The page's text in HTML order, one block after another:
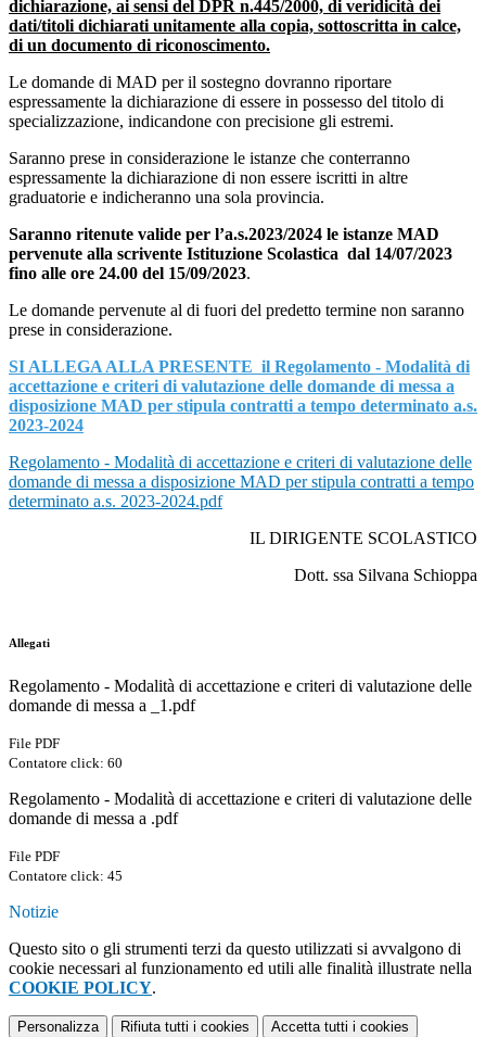
dichiarazione, ai sensi del DPR n.445/2000, di veridicità dei
dati/titoli dichiarati unitamente alla copia, sottoscritta in calce,
di un documento di riconoscimento.
Le domande di MAD per il sostegno dovranno riportare
espressamente la dichiarazione di essere in possesso del titolo di
specializzazione, indicandone con precisione gli estremi.
Saranno prese in considerazione le istanze che conterranno
espressamente la dichiarazione di non essere iscritti in altre
graduatorie e indicheranno una sola provincia.
Saranno ritenute valide per l’a.s.2023/2024 le istanze MAD
pervenute alla scrivente Istituzione Scolastica dal 14/07/2023
fino alle ore 24.00 del 15/09/2023.
Le domande pervenute al di fuori del predetto termine non saranno
prese in considerazione.
SI ALLEGA ALLA PRESENTE il Regolamento - Modalità di
accettazione e criteri di valutazione delle domande di messa a
disposizione MAD per stipula contratti a tempo determinato a.s.
2023-2024
Regolamento - Modalità di accettazione e criteri di valutazione delle
domande di messa a disposizione MAD per stipula contratti a tempo
determinato a.s. 2023-2024.pdf
IL DIRIGENTE SCOLASTICO
Dott. ssa Silvana Schioppa
Allegati
Regolamento - Modalità di accettazione e criteri di valutazione delle
domande di messa a _1.pdf
File PDF
Contatore click: 60
Regolamento - Modalità di accettazione e criteri di valutazione delle
domande di messa a .pdf
File PDF
Contatore click: 45
Notizie
Questo sito o gli strumenti terzi da questo utilizzati si avvalgono di
cookie necessari al funzionamento ed utili alle finalità illustrate nella
COOKIE POLICY.
Personalizza Rifiuta tutti i cookies Accetta tutti i cookies